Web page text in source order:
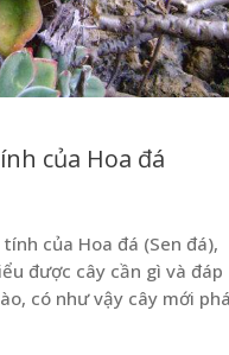
của Hoa đá
của Hoa đá (Sen đá),
được cây cần gì và đáp
có như vậy cây mới